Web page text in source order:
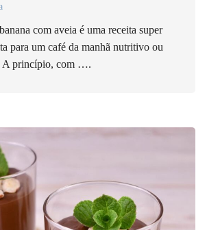
com aveia é uma receita super
para um café da manhã nutritivo ou
A princípio, com ….